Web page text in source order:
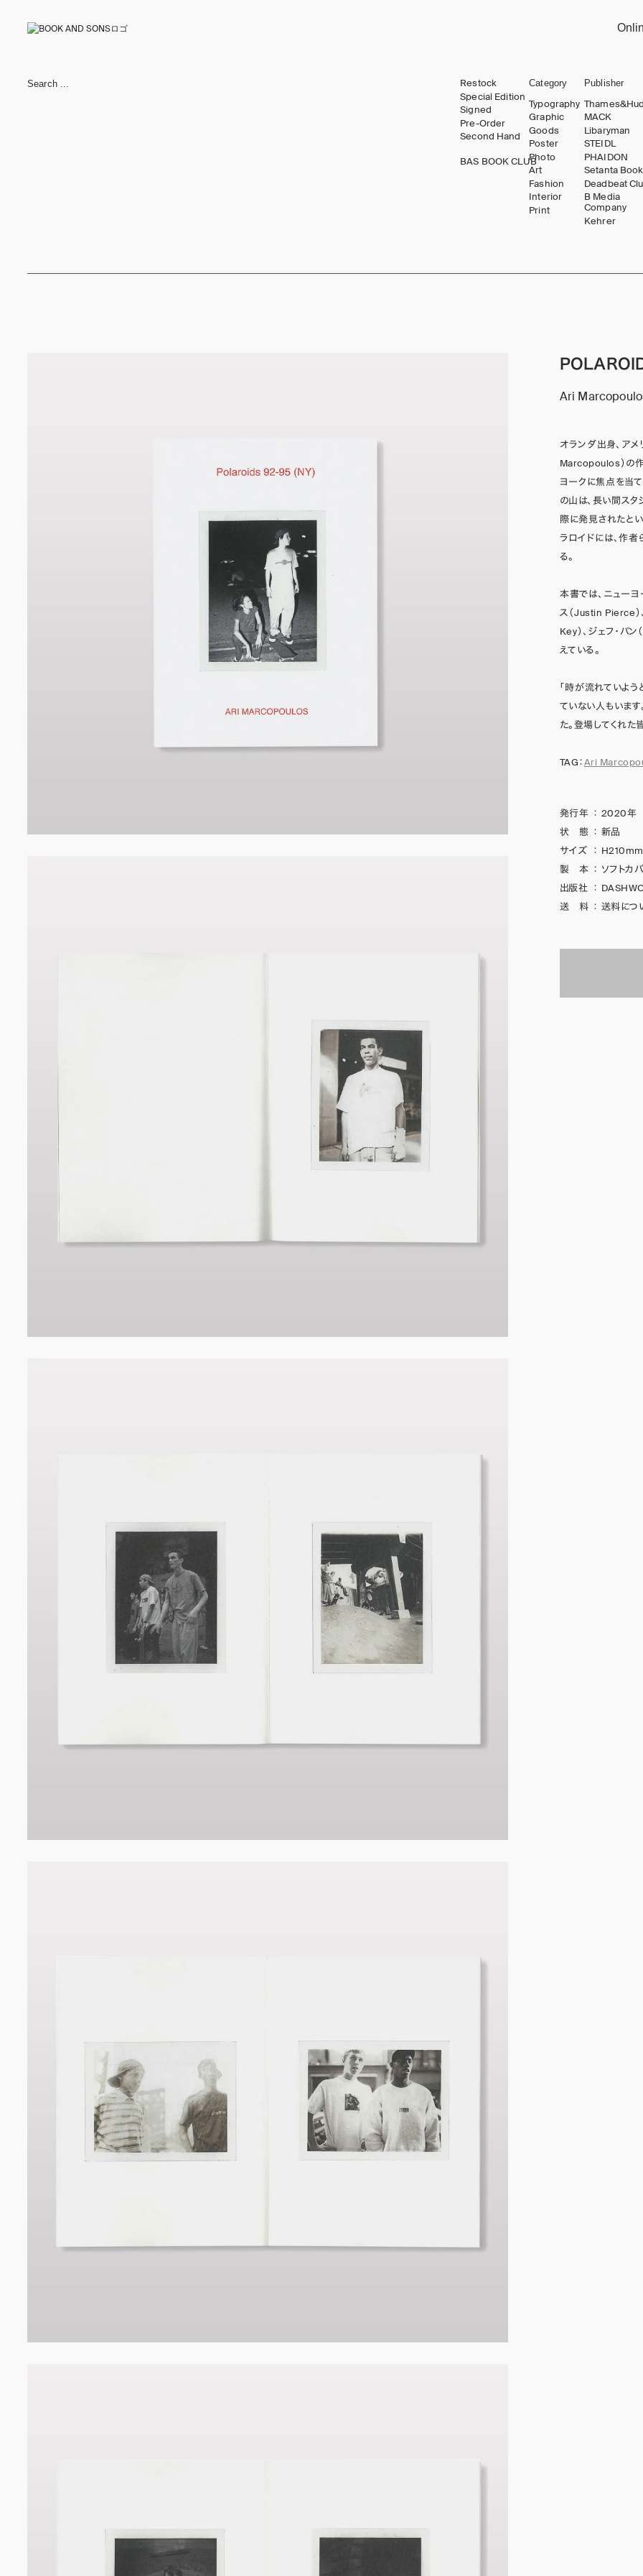
Restock
Special Edition
Signed
Pre-Order
Second Hand
BAS BOOK CLUB
Category
Typography
Graphic
Goods
Poster
Photo
Art
Fashion
Interior
Print
Publisher
MACK
Libaryman
STEIDL
PHAIDON
Setanta
Deadbeat
B Media
Company
Kehrer
Ari
オランダ出身、ア
Marcopoulos）の
ヨークに焦点を当
の山は、長い間ス
際に発見されたと
ラロイドには、作
る。
本書では、ニューヨ
ス（Justin Pierce）
Key）、ジェフ・パ
えている。
「時が流れていよ
ていない人もいま
た。登場してくれ
TAG：Ari
発行年 ： 2020年
状 態 ： 新品
サイズ
：
製 本 ： ソフトカ
出版社 ：
送 料 ： 送料につ